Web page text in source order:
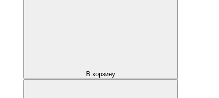
В корзину